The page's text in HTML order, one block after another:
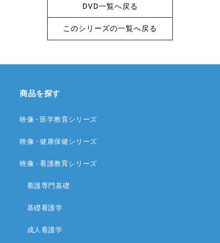
DVD一覧へ戻る
このシリーズの一覧へ戻る
商品を探す
映像 - 医学教育シリーズ
映像 - 健康保健シリーズ
映像 - 看護教育シリーズ
看護専門基礎
基礎看護学
成人看護学